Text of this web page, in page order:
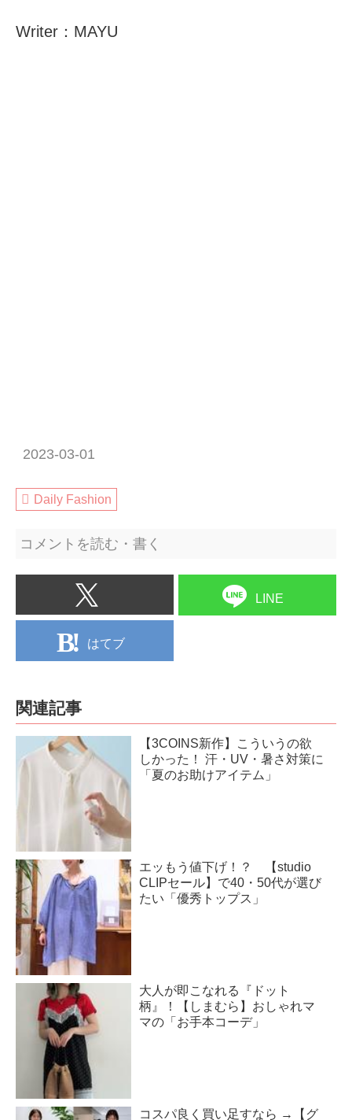
Writer：MAYU
2023-03-01
Daily Fashion
コメントを読む・書く
LINE
はてブ
関連記事
【3COINS新作】こういうの欲
しかった！ 汗・UV・暑さ対策に
「夏のお助けアイテム」
エッもう値下げ！？ 【studio
CLIPセール】で40・50代が選び
たい「優秀トップス」
大人が即こなれる『ドット
柄』！【しまむら】おしゃれマ
マの「お手本コーデ」
コスパ良く買い足すなら →【グ